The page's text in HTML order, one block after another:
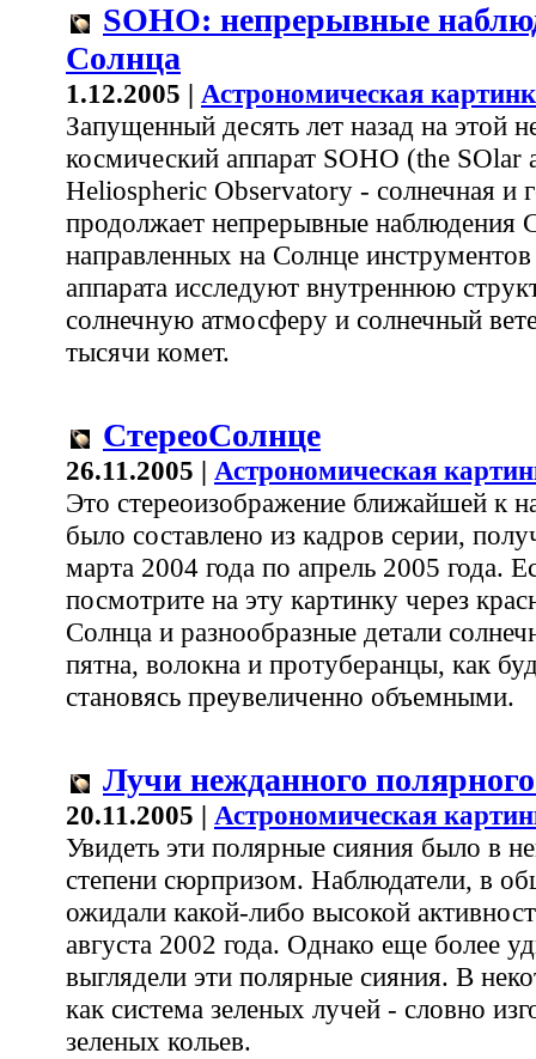
SOHO: непрерывные
Солнца
1.12.2005 | Астрономическая
Запущенный десять лет назад на этой
космический аппарат SOHO (the SOlar
Heliospheric Observatory - солнечная и
продолжает непрерывные наблюдения
направленных на Солнце
аппарата исследуют внутреннюю
солнечную атмосферу и солнечный
тысячи комет.
СтереоСолнце
26.11.2005 | Астрономическая
Это стереоизображение ближайшей к
было составлено из кадров серии,
марта 2004 года по апрель 2005 года.
посмотрите на эту картинку через
Солнца и разнообразные детали
пятна, волокна и протуберанцы, как
становясь преувеличенно объемными.
Лучи нежданного
20.11.2005 | Астрономическая
Увидеть эти полярные сияния было в
степени сюрпризом. Наблюдатели, в
ожидали какой-либо высокой
августа 2002 года. Однако еще более
выглядели эти полярные сияния. В
как система зеленых лучей - словно
зеленых кольев.